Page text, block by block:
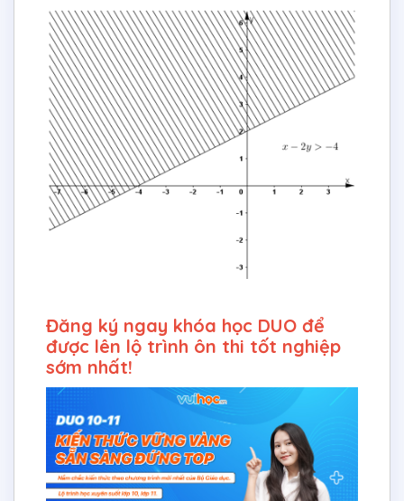
Đăng ký ngay khóa học DUO để
được lên lộ trình ôn thi tốt nghiệp
sớm nhất!